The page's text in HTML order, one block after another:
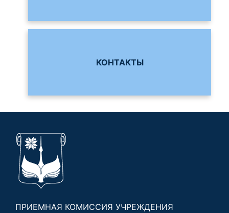
КОНТАКТЫ
ПРИЕМНАЯ КОМИССИЯ УЧРЕЖДЕНИЯ